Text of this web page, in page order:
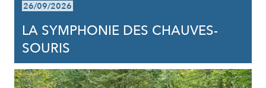
26/09/2026
LA SYMPHONIE DES CHAUVES-
SOURIS